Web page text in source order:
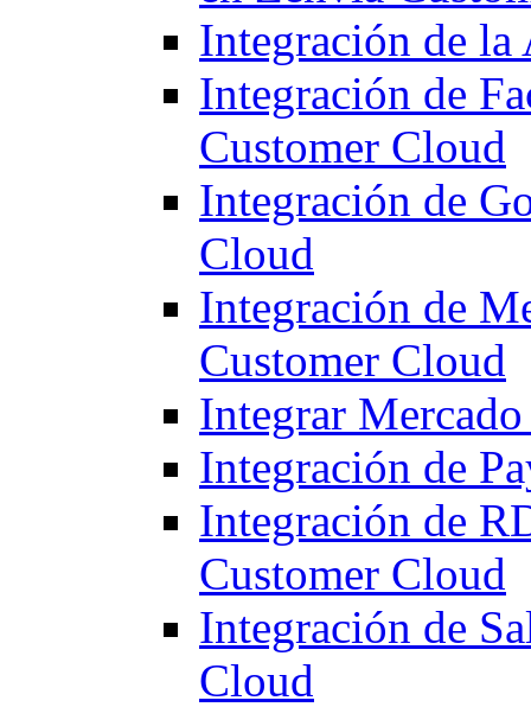
Integración de
Integración de
Customer Cloud
Integración de
Cloud
Integración de
Customer Cloud
Integrar
Integración de
Integración de
Customer Cloud
Integración de
Cloud